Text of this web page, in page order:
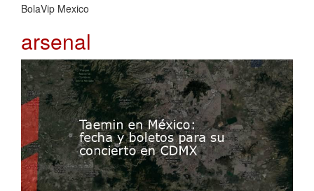
BolaVip Mexico
arsenal